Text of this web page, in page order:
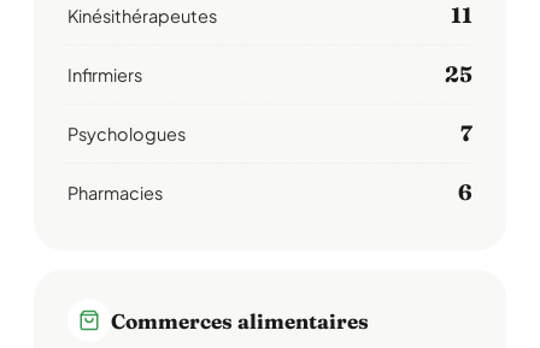
Kinésithérapeutes 11
Infirmiers 25
Psychologues 7
Pharmacies 6
Commerces alimentaires